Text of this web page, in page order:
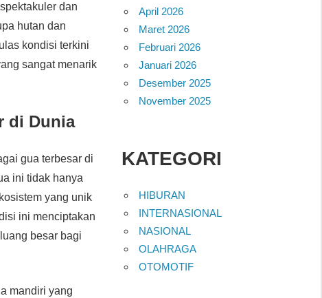
dan
hutan dan
kondisi terkini
sangat menarik
di Dunia
gua terbesar di
ini tidak hanya
yang unik
ini menciptakan
besar bagi
mandiri yang
April 2026
Maret 2026
Februari 2026
Januari 2026
Desember 2025
November 2025
KATEGORI
HIBURAN
INTERNASIONAL
NASIONAL
OLAHRAGA
OTOMOTIF